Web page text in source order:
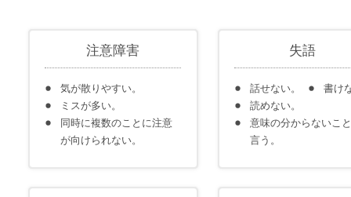
注意障害
気が散りやすい。
ミスが多い。
同時に複数のことに注意
が向けられない。
失語
話せない。
書け
読めない。
意味の分からないこ
言う。